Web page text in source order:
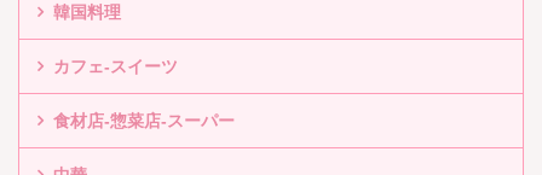
韓国料理
カフェ-スイーツ
食材店-惣菜店-スーパー